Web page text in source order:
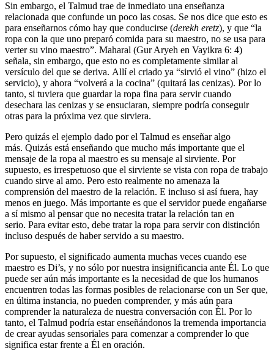
Sin embargo, el Talmud trae de inmediato una enseñanza
relacionada que confunde un poco las cosas. Se nos dice que esto es
para enseñarnos cómo hay que conducirse (derekh eretz), y que “la
ropa con la que uno preparó comida para su maestro, no se usa para
verter su vino maestro”. Maharal (Gur Aryeh en Vayikra 6: 4)
señala, sin embargo, que esto no es completamente similar al
versículo del que se deriva. Allí el criado ya “sirvió el vino” (hizo el
servicio), y ahora “volverá a la cocina” (quitará las cenizas). Por lo
tanto, si tuviera que guardar la ropa fina para servir cuando
desechara las cenizas y se ensuciaran, siempre podría conseguir
otras para la próxima vez que sirviera.
Pero quizás el ejemplo dado por el Talmud es enseñar algo
más. Quizás está enseñando que mucho más importante que el
mensaje de la ropa al maestro es su mensaje al sirviente. Por
supuesto, es irrespetuoso que el sirviente se vista con ropa de trabajo
cuando sirve al amo. Pero esto realmente no amenaza la
comprensión del maestro de la relación. E incluso si así fuera, hay
menos en juego. Más importante es que el servidor puede engañarse
a sí mismo al pensar que no necesita tratar la relación tan en
serio. Para evitar esto, debe tratar la ropa para servir con distinción
incluso después de haber servido a su maestro.
Por supuesto, el significado aumenta muchas veces cuando ese
maestro es Di’s, y no sólo por nuestra insignificancia ante Él. Lo que
puede ser aún más importante es la necesidad de que los humanos
encuentren todas las formas posibles de relacionarse con un Ser que,
en última instancia, no pueden comprender, y más aún para
comprender la naturaleza de nuestra conversación con Él. Por lo
tanto, el Talmud podría estar enseñándonos la tremenda importancia
de crear ayudas sensoriales para comenzar a comprender lo que
significa estar frente a Él en oración.